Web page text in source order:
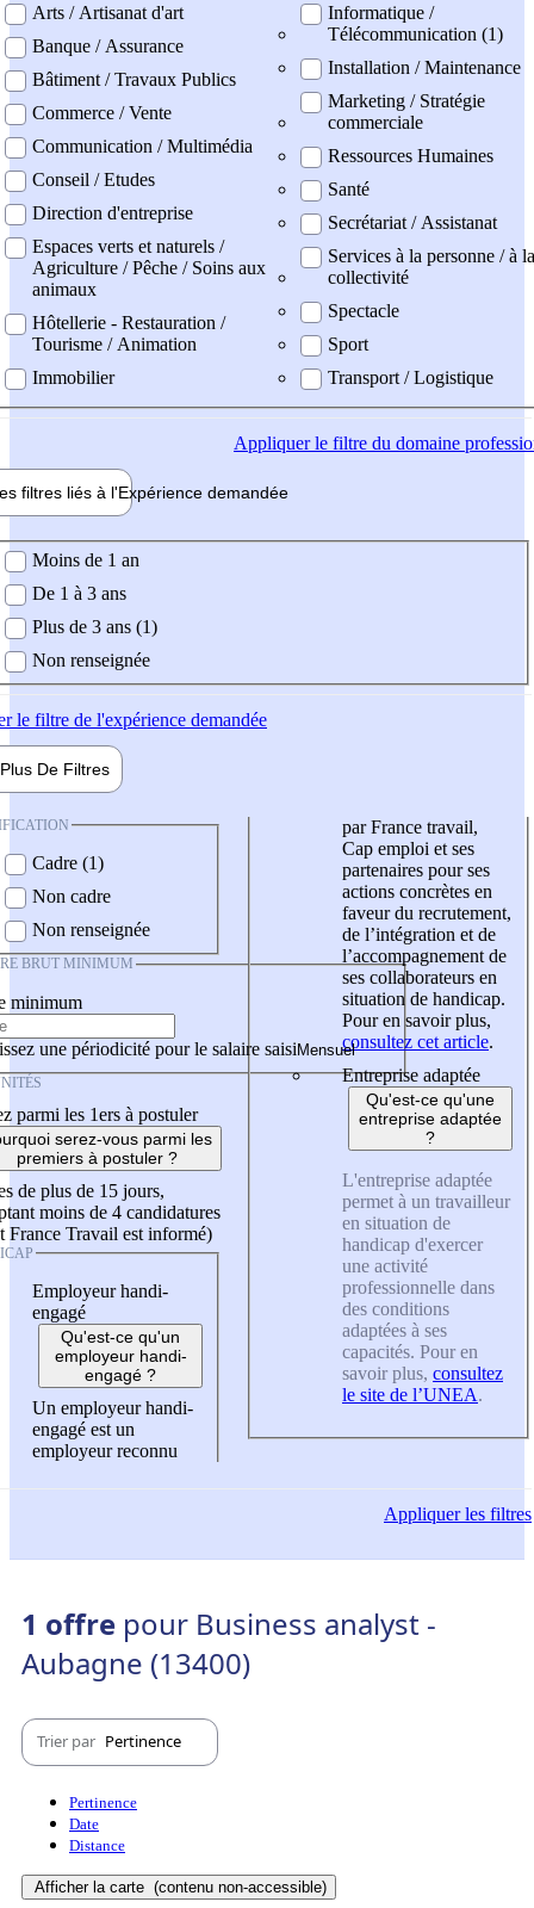
Arts / Artisanat d'art
Banque / Assurance
Bâtiment / Travaux Publics
Commerce / Vente
Communication / Multimédia
Conseil / Etudes
Direction d'entreprise
Espaces verts et naturels /
Agriculture / Pêche / Soins aux
animaux
Hôtellerie - Restauration /
Tourisme / Animation
Immobilier
Informatique /
Télécommunication (1)
Installation / Maintenance
Marketing / Stratégie
commerciale
Ressources Humaines
Santé
Secrétariat / Assistanat
Services à la personne / à la
collectivité
Spectacle
Sport
Transport / Logistique
Appliquerle filtre du domaine
filtres liés à l'Expérience demandée
demandée
Moins de 1 an
De 1 à 3 ans
Plus de 3 ans (1)
Non renseignée
le filtre de l'expérience demandée
Plus De Filtres
Cadre (1)
Non cadre
Non renseignée
BRUT MINIMUM
minimum
une périodicité pour le salaire saisi
parmi les 1ers à postuler
serez-vous parmi les
premiers à postuler ?
de plus de 15 jours,
moins de 4 candidatures
France Travail est informé)
Employeur handi-
engagé
Qu'est-ce qu'un
employeur handi-
engagé ?
Un employeur handi-
engagé est un
employeur reconnu
par France travail,
Cap emploi et ses
partenaires pour ses
actions concrètes en
faveur du recrutement,
de l’intégration et de
l’accompagnement de
ses collaborateurs en
situation de handicap.
Pour en savoir plus,
consultez cet article.
Entreprise adaptée
Qu'est-ce qu'une
entreprise adaptée
?
L'entreprise adaptée
permet à un travailleur
en situation de
handicap d'exercer
une activité
professionnelle dans
des conditions
adaptées à ses
capacités. Pour en
savoir plus, consultez
le site de l’UNEA.
Appliquerles filtres
1 offre pour Business analyst -
Aubagne (13400)
Trier par Pertinence
Pertinence
Date
Distance
Afficher la carte (contenu non-accessible)